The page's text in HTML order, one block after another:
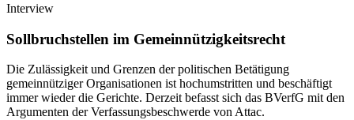
Interview
Sollbruchstellen im Gemeinnützigkeitsrecht
Die Zulässigkeit und Grenzen der politischen Betätigung
gemeinnütziger Organisationen ist hochumstritten und beschäftigt
immer wieder die Gerichte. Derzeit befasst sich das BVerfG mit den
Argumenten der Verfassungsbeschwerde von Attac.